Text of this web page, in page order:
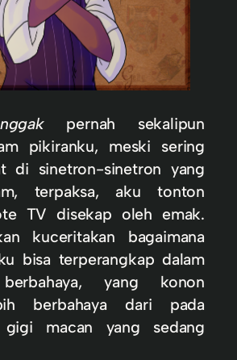
nggakpernah sekalipun
pikiranku, meski sering
di sinetron-sinetron yang
terpaksa, aku tonton
TV disekap oleh emak.
kuceritakan bagaimana
bisa terperangkap dalam
yang konon
berbahaya dari pada
gigi macan yang sedang